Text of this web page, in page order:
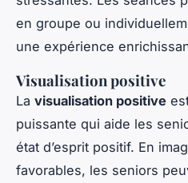
en groupe ou
une expérience
Visualisation positive
La visualisation positive
puissante qui aide les
état d’esprit positif. En
favorables, les seniors